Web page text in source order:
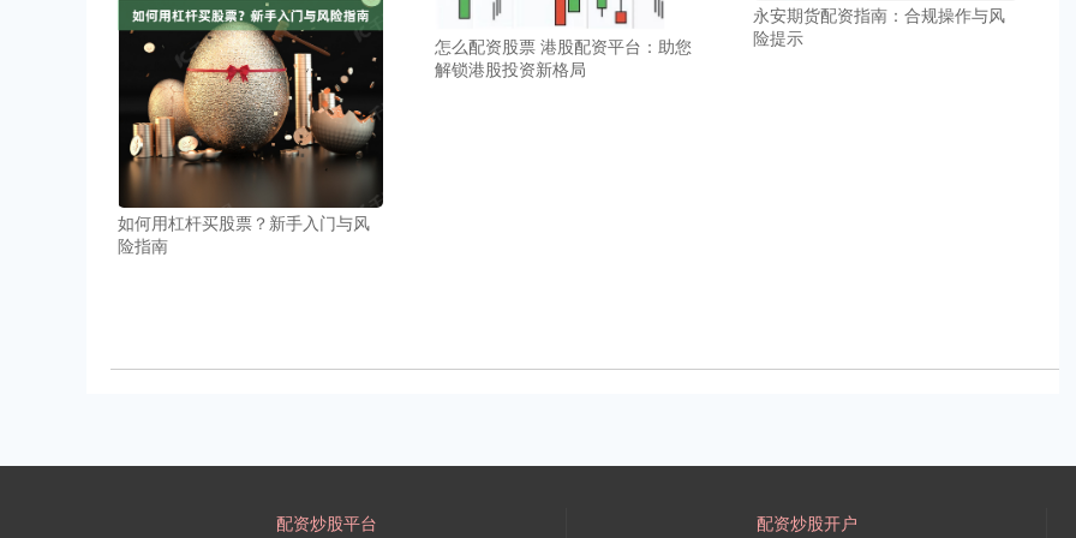
如何用杠杆买股票？新手入门与风
险指南
怎么配资股票 港股配资平台：助您
解锁港股投资新格局
永安期货配资指南：合规操作与风
险提示
配资炒股平台 配资炒股开户